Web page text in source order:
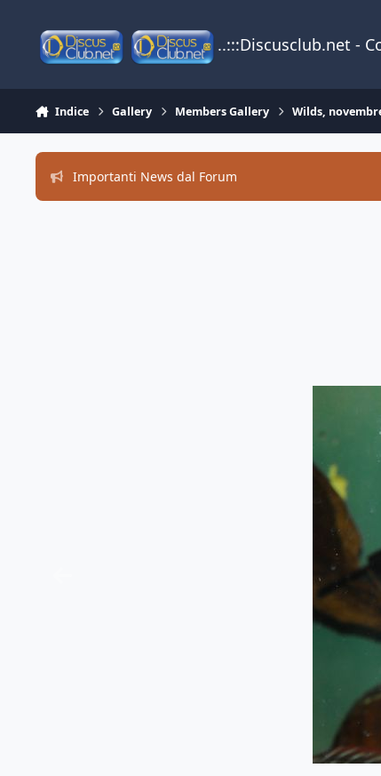
..:::Discusclub.net -
Indice Gallery Members Gallery Wilds,
Importanti News dal Forum